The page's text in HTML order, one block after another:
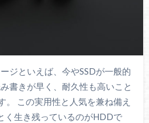
ジといえば、今やSSDが一般的
書きが早く、耐久性も高いこと
。 この実用性と人気を兼ね備え
く生き残っているのがHDDで